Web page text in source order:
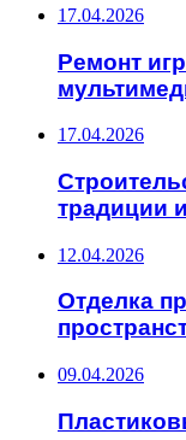
17.04.2026
Ремонт
17.04.2026
традиции
12.04.2026
Отделка
09.04.2026